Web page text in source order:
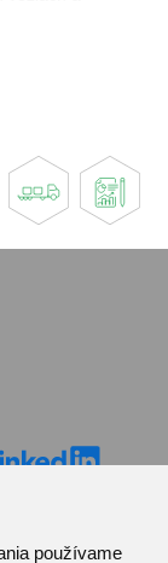
používame